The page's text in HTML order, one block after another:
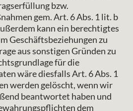
bzw.
gem. Art. 6 Abs. 1 lit. b
kann ein berechtigtes
Geschäftsbeziehungen zu
aus sonstigen Gründen zu
für die
wäre diesfalls Art. 6 Abs. 1
werden gelöscht, wenn wir
beantwortet haben und
dem